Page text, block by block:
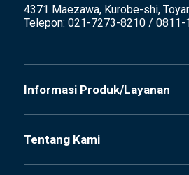
4371 Maezawa, Kurobe-shi,
Telepon: 021-7273-8210 / 0811-
Informasi Produk/Layanan
Tentang Kami